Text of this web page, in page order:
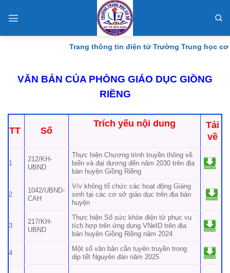
Trang thông tin điện tử Trường Trung học cơ
VĂN BẢN CỦA PHÒNG GIÁO DỤC GIỒNG
RIỀNG
TT Số
Trích yếu nội dung
Tải
về
1
212/KH-
UBND
Thực hiện Chương trình truyền thông về
biển và đại dương đến năm 2030 trên địa
bàn huyện Giồng Riềng
2
1042/UBND-
CAH
V/v không tổ chức các hoạt động Giáng
sinh tại các cơ sở giáo dục trên địa bàn
huyện
3
217/KH-
UBND
Thực hiện Sổ sức khỏe điện tử phục vụ
tích hợp trên ứng dụng VNeID trên địa
bàn huyện Giồng Riềng năm 2024
4
Một số văn bản cần tuyên truyền trong
dịp tết Nguyên đán năm 2025